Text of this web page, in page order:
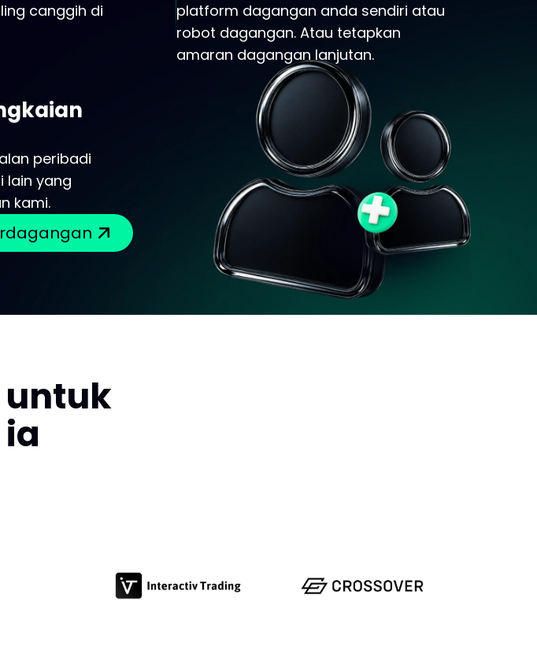
canggih di
platform dagangan anda sendiri atau
robot dagangan. Atau tetapkan
amaran dagangan lanjutan.
peribadi
lain yang
kami.
untuk